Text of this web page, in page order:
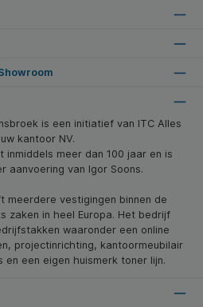
is een initiatief van ITC Alles
kantoor NV.
meer dan 100 jaar en is
aanvoering van Igor Soons.
meerdere vestigingen binnen de
zaken in heel Europa. Het bedrijf
waaronder een online
projectinrichting, kantoormeubilair
en een eigen huismerk toner lijn.